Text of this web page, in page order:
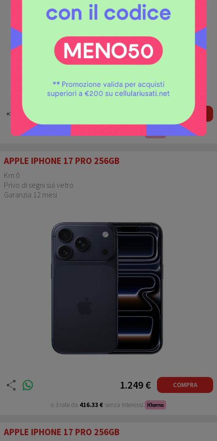
COMPRA
o 3 rate da
APPLE IPHONE 17 PRO 256GB
Km 0
Privo di segni sul vetro
Garanzia 12 mesi
1.249 € COMPRA
o 3 rate da 416.33 €senza interessi.
APPLE IPHONE 17 PRO 256GB